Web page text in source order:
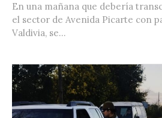
En una mañana que debería
el sector de Avenida Picarte con
Valdivia, se...